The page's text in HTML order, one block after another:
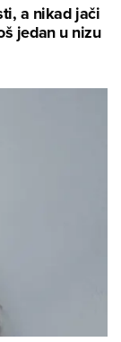
a nikad jači
jedan u nizu